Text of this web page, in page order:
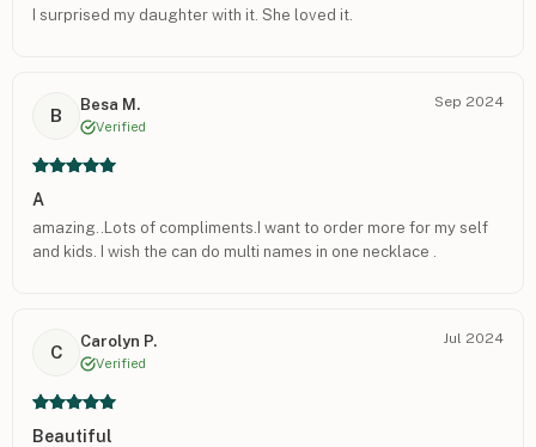
I surprised my daughter with it. She loved it.
B
Besa M.
Verified
Sep 2024
A
amazing..Lots of compliments.I want to order more for my self
and kids. I wish the can do multi names in one necklace .
C
Carolyn P.
Verified
Jul 2024
Beautiful